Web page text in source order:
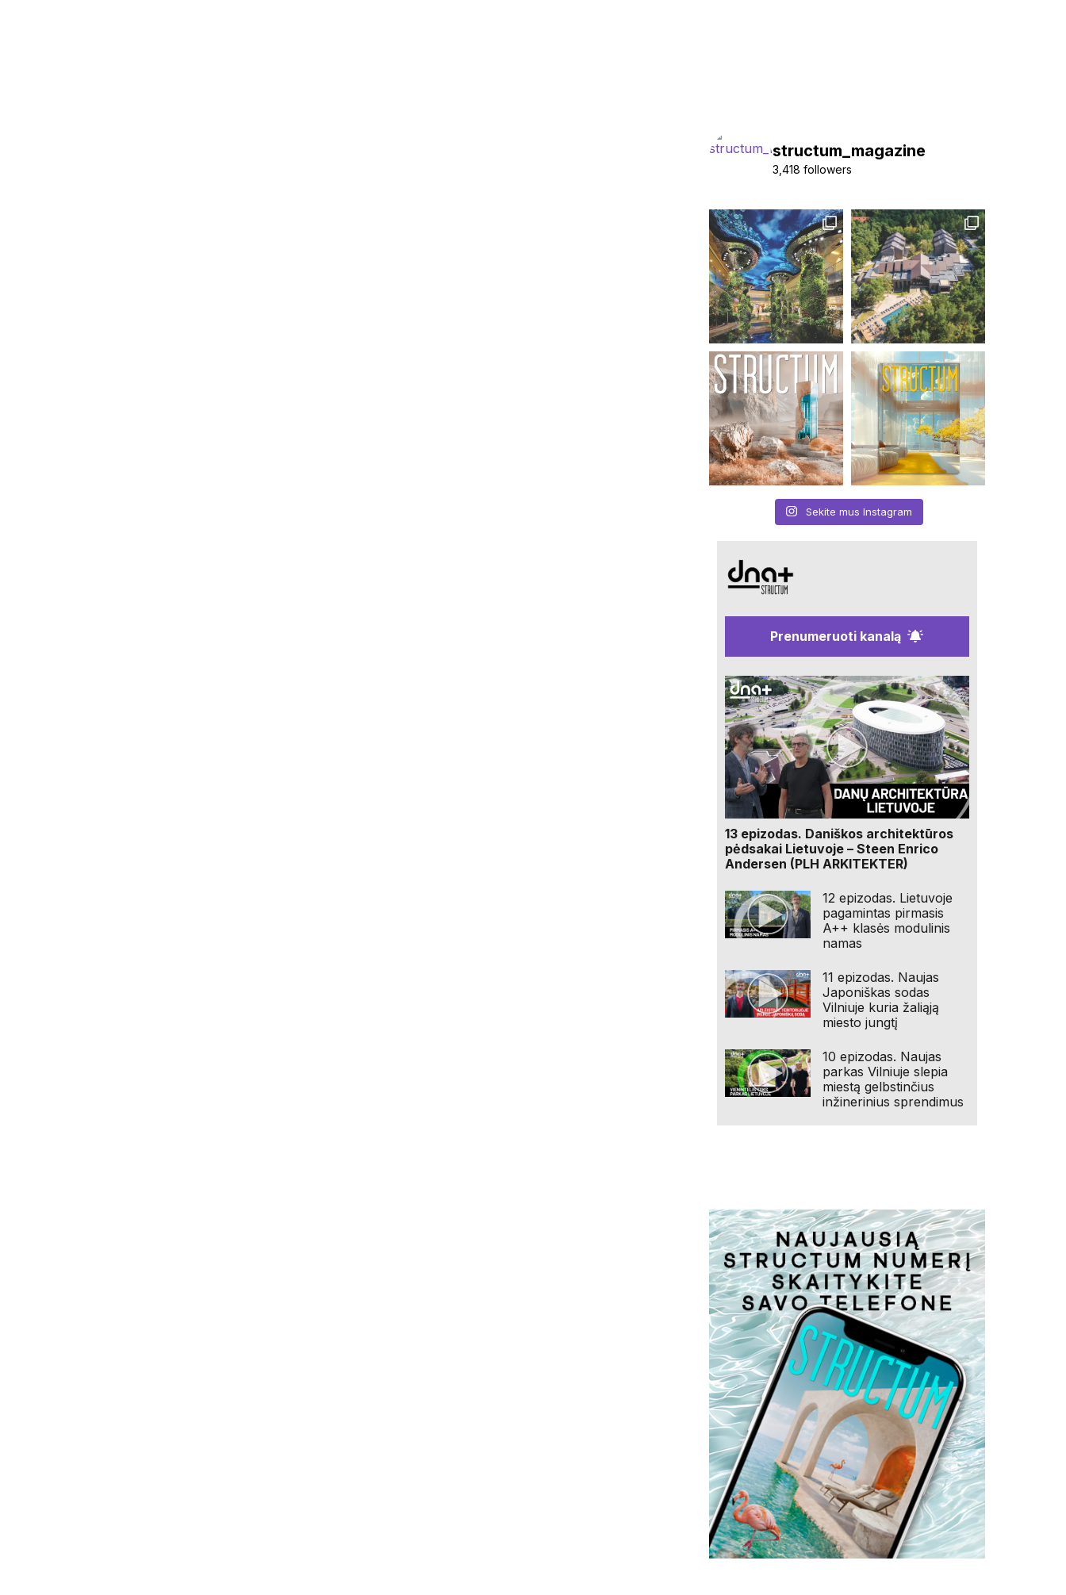
structum_magazine
3,418 followers
Sekite mus Instagram
Prenumeruoti kanalą
13 epizodas. Daniškos architektūros
pėdsakai Lietuvoje – Steen Enrico
Andersen (PLH ARKITEKTER)
12 epizodas. Lietuvoje
pagamintas pirmasis
A++ klasės modulinis
namas
11 epizodas. Naujas
Japoniškas sodas
Vilniuje kuria žaliąją
miesto jungtį
10 epizodas. Naujas
parkas Vilniuje slepia
miestą gelbstinčius
inžinerinius sprendimus